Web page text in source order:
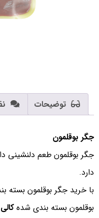
توضیحات
جگر بوقلمون
جگر بوقلمون طعم دلنشینی
دارد.
با خرید جگر بوقلمون بسته
بوقلمون بسته بندی شده کالی